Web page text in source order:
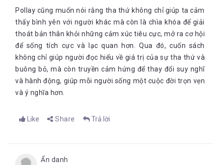
Pollay cũng muốn nói rằng tha thứ không chỉ giúp ta cảm
thấy bình yên với người khác mà còn là chìa khóa để giải
thoát bản thân khỏi những cảm xúc tiêu cực, mở ra cơ hội
để sống tích cực và lạc quan hơn. Qua đó, cuốn sách
không chỉ giúp người đọc hiểu về giá trị của sự tha thứ và
buông bỏ, mà còn truyền cảm hứng để thay đổi suy nghĩ
và hành động, giúp mỗi người sống một cuộc đời trọn vẹn
và ý nghĩa hơn
Like Share Trả lời
Ẩn danh